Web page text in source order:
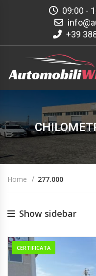
09:00 -
+39
Home 277.000
Show sidebar
CERTIFICATA